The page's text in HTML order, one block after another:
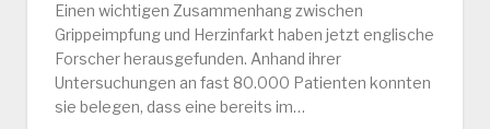
Einen wichtigen Zusammenhang zwischen
Grippeimpfung und Herzinfarkt haben jetzt englische
Forscher herausgefunden. Anhand ihrer
Untersuchungen an fast 80.000 Patienten konnten
sie belegen, dass eine bereits im…